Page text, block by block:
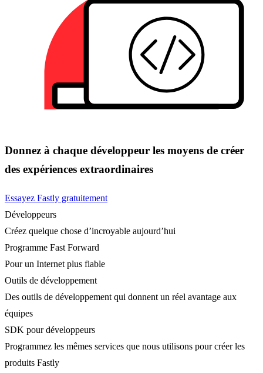
Donnez à chaque développeur les moyens de créer
des expériences extraordinaires
Essayez Fastly gratuitement
Développeurs
Créez quelque chose d’incroyable aujourd’hui
Programme Fast Forward
Pour un Internet plus fiable
Outils de développement
Des outils de développement qui donnent un réel avantage aux
équipes
SDK pour développeurs
Programmez les mêmes services que nous utilisons pour créer les
produits Fastly